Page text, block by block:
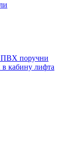
ПВХ поручни
кабину лифта